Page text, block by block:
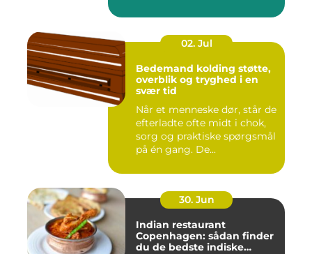
02. Jul
Bedemand kolding støtte,
overblik og tryghed i en
svær tid
Når et menneske dør, står de
efterladte ofte midt i chok,
sorg og praktiske spørgsmål
på én gang. De...
30. Jun
Indian restaurant
Copenhagen: sådan finder
du de bedste indiske